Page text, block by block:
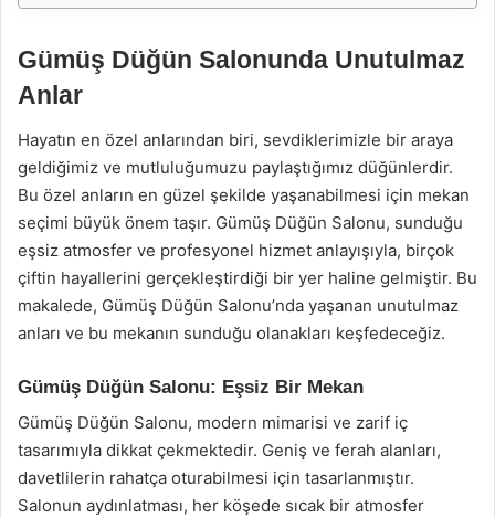
Gümüş Düğün Salonunda Unutulmaz
Anlar
Hayatın en özel anlarından biri, sevdiklerimizle bir araya
geldiğimiz ve mutluluğumuzu paylaştığımız düğünlerdir.
Bu özel anların en güzel şekilde yaşanabilmesi için mekan
seçimi büyük önem taşır. Gümüş Düğün Salonu, sunduğu
eşsiz atmosfer ve profesyonel hizmet anlayışıyla, birçok
çiftin hayallerini gerçekleştirdiği bir yer haline gelmiştir. Bu
makalede, Gümüş Düğün Salonu’nda yaşanan unutulmaz
anları ve bu mekanın sunduğu olanakları keşfedeceğiz.
Gümüş Düğün Salonu: Eşsiz Bir Mekan
Gümüş Düğün Salonu, modern mimarisi ve zarif iç
tasarımıyla dikkat çekmektedir. Geniş ve ferah alanları,
davetlilerin rahatça oturabilmesi için tasarlanmıştır.
Salonun aydınlatması, her köşede sıcak bir atmosfer